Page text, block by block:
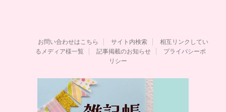
お問い合わせはこちら サイト内検索
相互リンクしてい
るメディア様一覧
記事掲載のお知らせ
プライバシーポ
リシー